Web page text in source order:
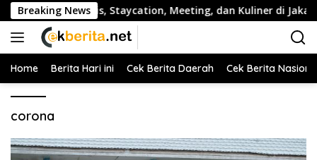
Langsung
ke
konten
Breaking NewsMeeting, dan Kuliner di Jakarta Selatan
Home Berita Hari ini Cek Berita Daerah Cek Berita
corona